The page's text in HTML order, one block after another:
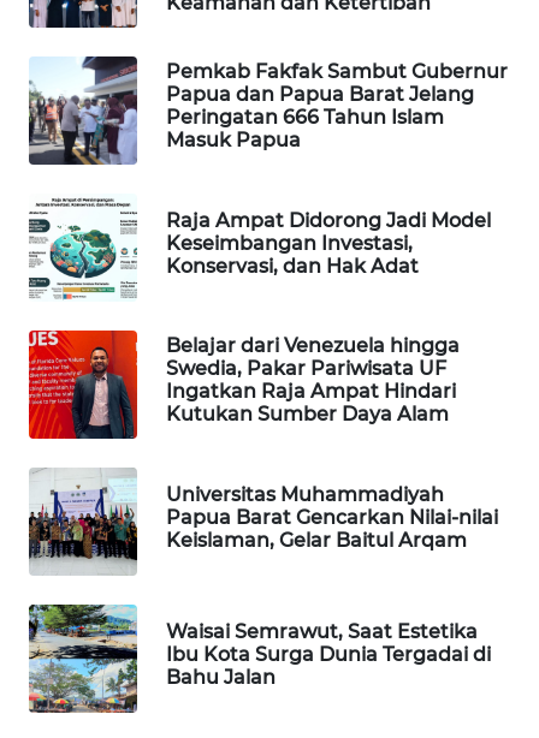
Pemkab Fakfak Sambut Gubernur
Papua dan Papua Barat Jelang
Peringatan 666 Tahun Islam
Masuk Papua
Raja Ampat Didorong Jadi Model
Keseimbangan Investasi,
Konservasi, dan Hak Adat
Belajar dari Venezuela hingga
Swedia, Pakar Pariwisata UF
Ingatkan Raja Ampat Hindari
Kutukan Sumber Daya Alam
Universitas Muhammadiyah
Papua Barat Gencarkan Nilai-nilai
Keislaman, Gelar Baitul Arqam
Waisai Semrawut, Saat Estetika
Ibu Kota Surga Dunia Tergadai di
Bahu Jalan
SIBARAGAS
NEWS
METRO
SIANTAR
METRO
MEDAN
NEWS
METRO
JAKARTA
NEWS
KRT
NEWS
KARING
JURNAL
MARITIM